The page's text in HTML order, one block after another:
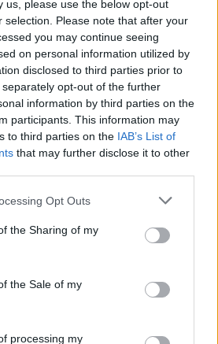
us, please use the below opt-out
selection. Please note that after your
you may continue seeing
on personal information utilized by
disclosed to third parties prior to
opt-out of the further
information by third parties on the
participants. This information may
to third parties on the IAB’s List of
that may further disclose it to other
Opt Outs
the Sharing of my
the Sale of my
processing my
στον κόσμο
είπαν το δικό τους
της ομάδας που έδωσε